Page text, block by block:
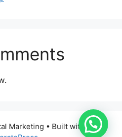
Marketing • Built with